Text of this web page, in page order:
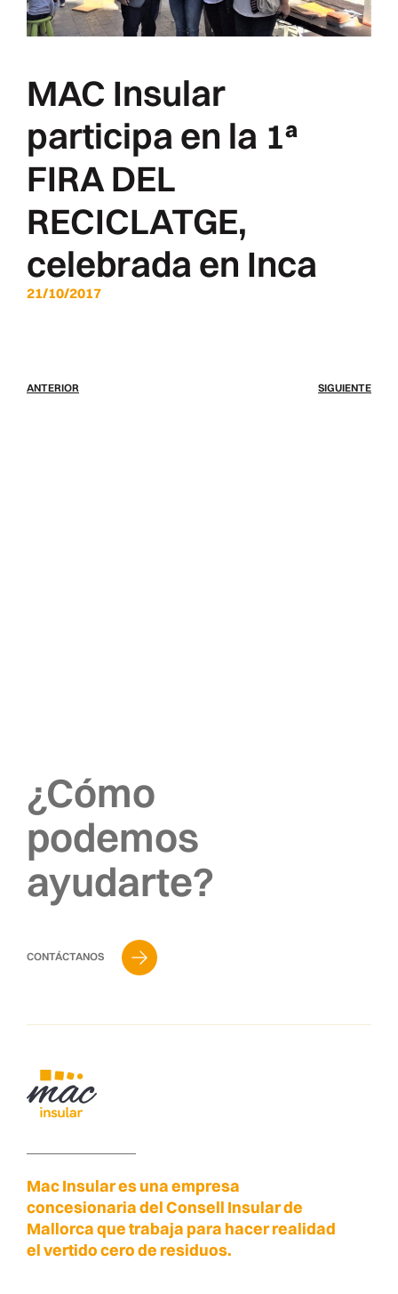
MAC Insular
participa en la 1ª
FIRA DEL
RECICLATGE,
celebrada en Inca
21/10/2017
ANTERIOR SIGUIENTE
¿Cómo
podemos
ayudarte?
CONTÁCTANOS
Mac Insular es una empresa
concesionaria del Consell Insular de
Mallorca que trabaja para hacer realidad
el vertido cero de residuos.